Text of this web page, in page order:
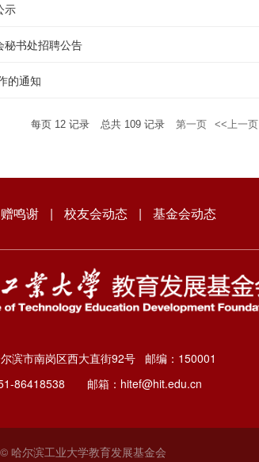
示
秘书处招聘公告
的通知
每页 12 记录 总共 109 记录 第一页 <<上一页
鸣谢 | 校友会动态 | 基金会动态
滨市南岗区西大直街92号 邮编：150001
86418538 邮箱：hitef@hit.edu.cn
哈尔滨工业大学教育发展基金会